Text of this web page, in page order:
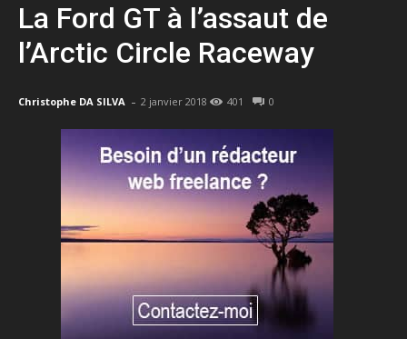
La Ford GT à l’assaut de
l’Arctic Circle Raceway
Christophe DA SILVA - 2 janvier 2018 401 0